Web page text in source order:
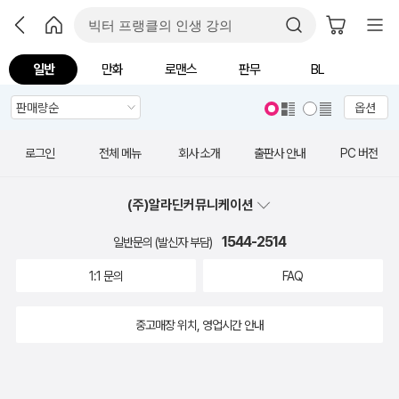
일반 만화 로맨스 판무 BL
옵션
로그인 전체 메뉴 회사 소개 출판사 안내 PC 버전
(주)알라딘커뮤니케이션
일반문의 (발신자 부담) 1544-2514
1:1 문의 FAQ
중고매장 위치, 영업시간 안내